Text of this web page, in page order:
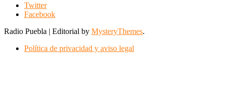
Twitter
Facebook
Radio Puebla | Editorial by MysteryThemes.
Política de privacidad y aviso legal